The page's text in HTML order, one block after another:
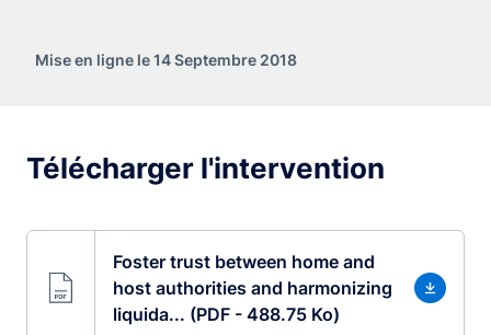
Mise en ligne le 14 Septembre 2018
Télécharger l'intervention
Foster trust between home and
host authorities and harmonizing
liquida... (PDF - 488.75 Ko)